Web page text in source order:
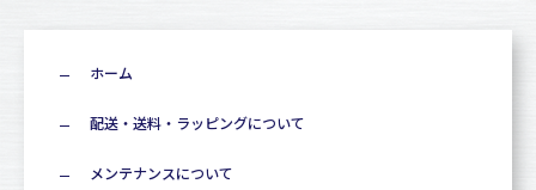
ホーム
配送・送料・ラッピングについて
メンテナンスについて